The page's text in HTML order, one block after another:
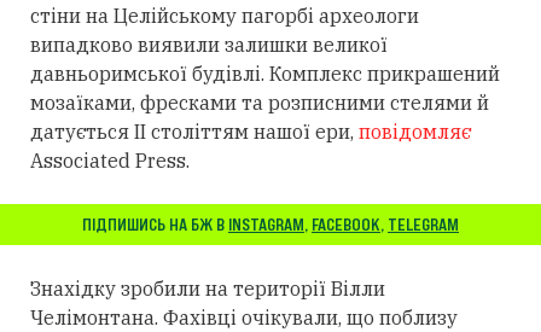
стіни на Целійському пагорбі археологи
випадково виявили залишки великої
давньоримської будівлі. Комплекс прикрашений
мозаїками, фресками та розписними стелями й
датується II століттям нашої ери, повідомляє
Associated Press.
ПІДПИШИСЬ НА БЖ В INSTAGRAM, FACEBOOK, TELEGRAM
Знахідку зробили на території Вілли
Челімонтана. Фахівці очікували, що поблизу